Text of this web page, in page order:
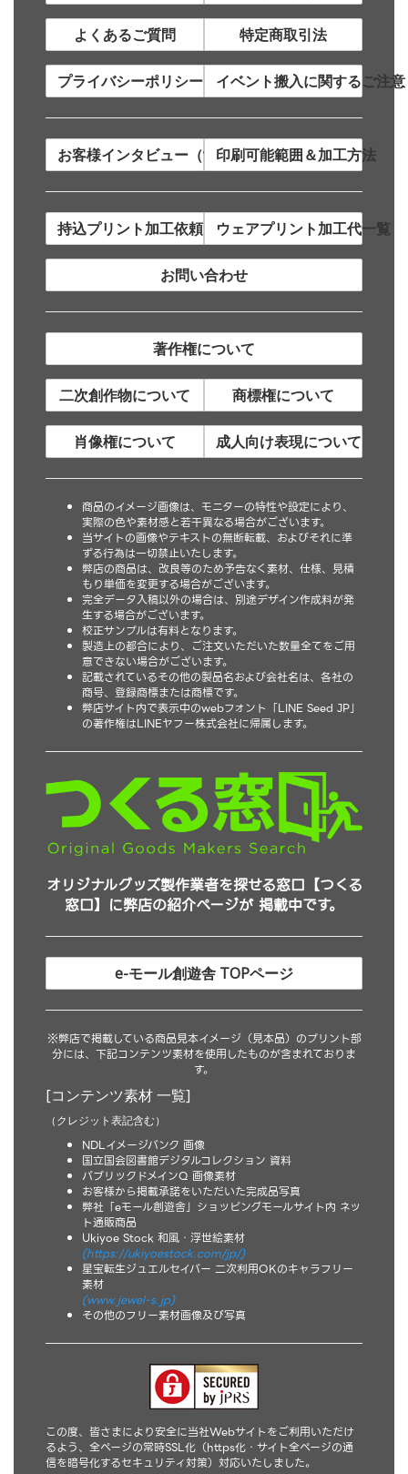
よくあるご質問 特定商取引法
プライバシーポリシー イベント搬入に関するご注意
お客様インタビュー（制作事例）印刷可能範囲＆加工方法
持込プリント加工依頼についてウェアプリント加工代一覧
お問い合わせ
著作権について
二次創作物について 商標権について
肖像権について 成人向け表現について
商品のイメージ画像は、モニターの特性や設定により、
実際の色や素材感と若干異なる場合がございます。
当サイトの画像やテキストの無断転載、およびそれに準
ずる行為は一切禁止いたします。
弊店の商品は、改良等のため予告なく素材、仕様、見積
もり単価を変更する場合がございます。
完全データ入稿以外の場合は、別途デザイン作成料が発
生する場合がございます。
校正サンプルは有料となります。
製造上の都合により、ご注文いただいた数量全てをご用
意できない場合がございます。
記載されているその他の製品名および会社名は、各社の
商号、登録商標または商標です。
弊店サイト内で表示中のwebフォント「LINE Seed JP」
の著作権はLINEヤフー株式会社に帰属します。
オリジナルグッズ製作業者を探せる窓口【つくる
窓口】に弊店の紹介ページが 掲載中です。
e-モール創遊舎 TOPページ
※弊店で掲載している商品見本イメージ（見本品）のプリント部
分には、下記コンテンツ素材を使用したものが含まれておりま
す。
[コンテンツ素材 一覧]
（クレジット表記含む）
NDLイメージバンク 画像
国立国会図書館デジタルコレクション 資料
パブリックドメインQ 画像素材
お客様から掲載承諾をいただいた完成品写真
弊社「eモール創遊舎」ショッピングモールサイト内 ネッ
ト通販商品
Ukiyoe Stock 和風・浮世絵素材
(https://ukiyoestock.com/jp/)
星宝転生ジュエルセイバー 二次利用OKのキャラフリー
素材
(www.jewel-s.jp)
その他のフリー素材画像及び写真
この度、皆さまにより安全に当社Webサイトをご利用いただけ
るよう、全ページの常時SSL化（https化・サイト全ページの通
信を暗号化するセキュリティ対策）対応いたしました。